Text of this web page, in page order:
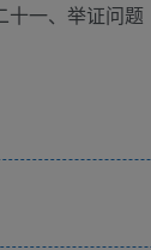
十一、举证问题